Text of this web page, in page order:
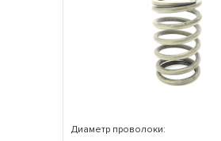
Диаметр проволоки: